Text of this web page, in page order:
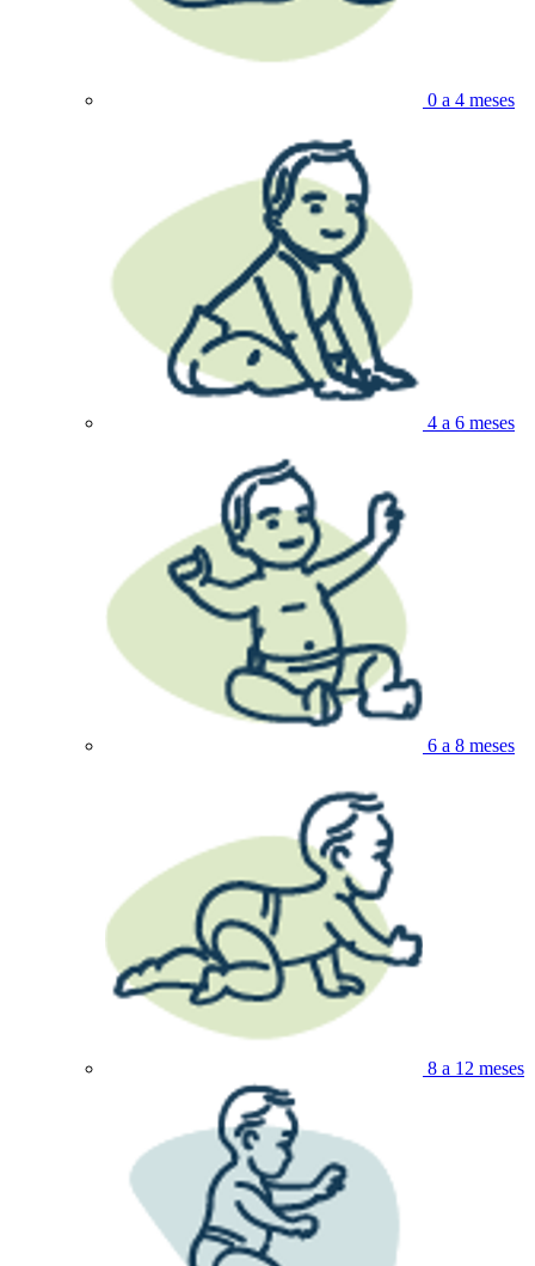
0 a 4 meses
4 a 6 meses
6 a 8 meses
8 a 12 meses